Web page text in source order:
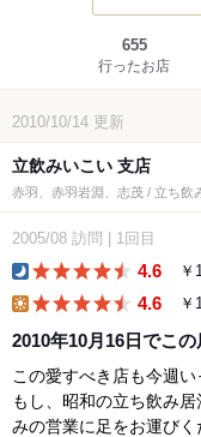
655
行ったお店
2010/10/14 更新
立飲みいこい 支店
赤羽、赤羽岩淵、志茂 / 立ち飲
2005/08 訪問 1回目
4.6 ￥
4.6 ￥
2010年10月16日でこ
この愛すべき店も今週い
もし、昭和の立ち飲み
みの営業に足をお運びく